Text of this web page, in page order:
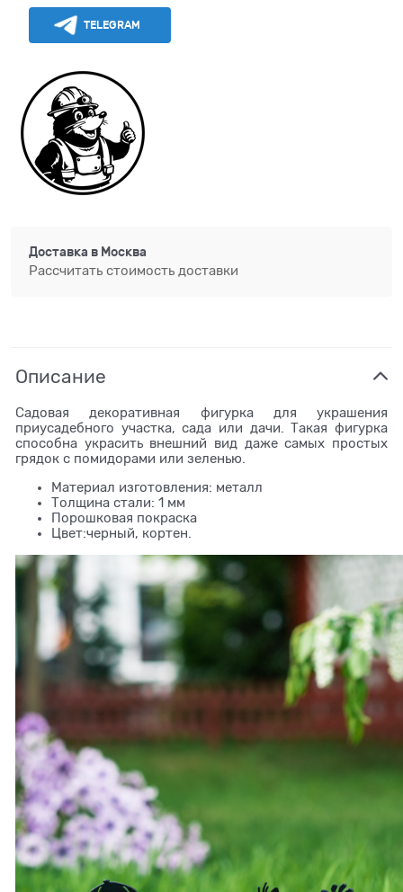
TELEGRAM
Доставка в Москва
Рассчитать стоимость доставки
Описание
Садовая декоративная фигурка для украшения
приусадебного участка, сада или дачи. Такая фигурка
способна украсить внешний вид даже самых простых
грядок с помидорами или зеленью.
Материал изготовления: металл
Толщина стали: 1 мм
Порошковая покраска
Цвет:черный, кортен.